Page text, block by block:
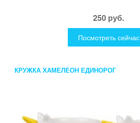
250 руб.
Посмотреть сейчас
КРУЖКА ХАМЕЛЕОН ЕДИНОРОГ